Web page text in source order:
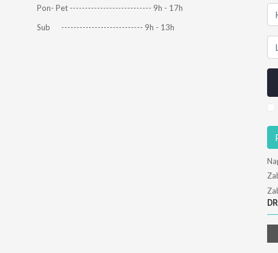
Pon- Pet --------------------------- 9h - 17h
Sub --------------------------- 9h - 13h